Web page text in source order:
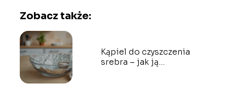
Zobacz także:
Kąpiel do czyszczenia
srebra – jak ją